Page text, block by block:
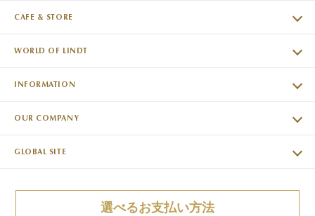
CAFE & STORE
WORLD OF LINDT
INFORMATION
OUR COMPANY
GLOBAL SITE
選べるお支払い方法